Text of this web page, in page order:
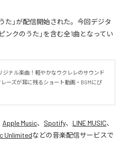
た」が配信開始された。今回デジタ
ンクのうた」を含む全1曲となってい
ジナル楽曲！軽やかなウクレレのサウンド
ーズが耳に残るショート動画・BGMにぴ
Apple Music、 Spotify、 LINE MUSIC、
Unlimitedなどの音楽配信サービスで